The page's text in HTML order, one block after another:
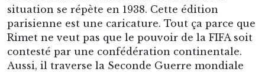
situation se répète en 1938. Cette édition
parisienne est une caricature. Tout ça parce que
Rimet ne veut pas que le pouvoir de la FIFA soit
contesté par une confédération continentale.
Aussi, il traverse la Seconde Guerre mondiale